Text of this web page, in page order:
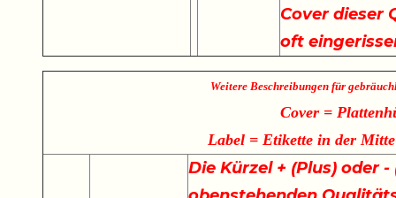
Cover dieser
oft
Weitere Beschreibungen für
Cover =
Label = Etikette in der
Die Kürzel + (Plus) oder